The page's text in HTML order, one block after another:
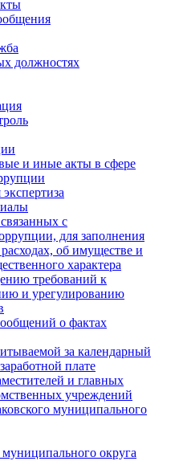
должностях
и иные акты в сфере
с
для заполнения
об имуществе и
характера
требований к
и урегулированию
о фактах
за календарный
плате
и главных
учреждений
муниципального
округа